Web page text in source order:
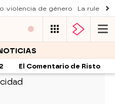
violencia de género La ruleta
El Comentario de Risto